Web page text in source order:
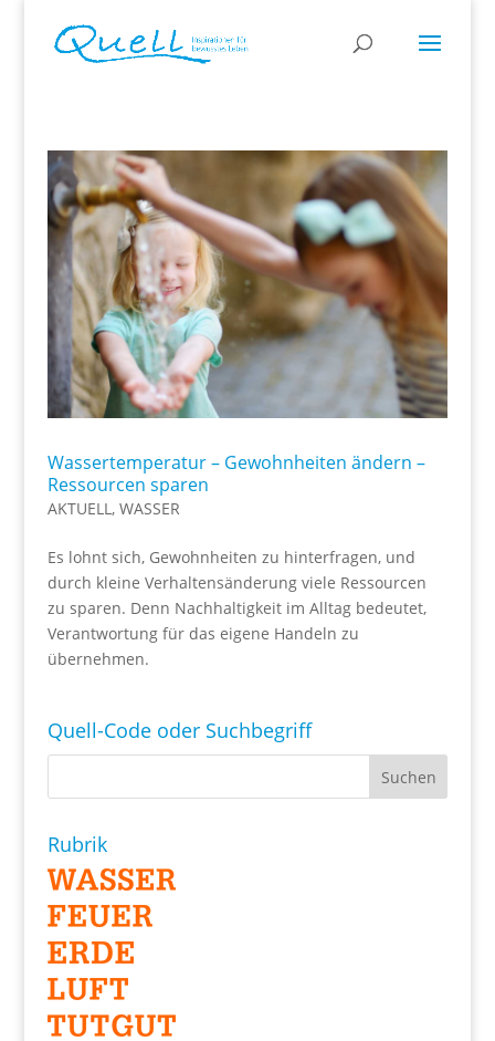
Wassertemperatur – Gewohnheiten ändern –
Ressourcen sparen
AKTUELL, WASSER
Es lohnt sich, Gewohnheiten zu hinterfragen, und
durch kleine Verhaltensänderung viele Ressourcen
zu sparen. Denn Nachhaltigkeit im Alltag bedeutet,
Verantwortung für das eigene Handeln zu
übernehmen.
Quell-Code oder Suchbegriff
Rubrik